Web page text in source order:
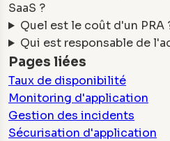
SaaS ?
Quel est le coût d'un PRA
Qui est responsable de
Pages liées
Taux de disponibilité
Monitoring d'application
Gestion des incidents
Sécurisation d'application